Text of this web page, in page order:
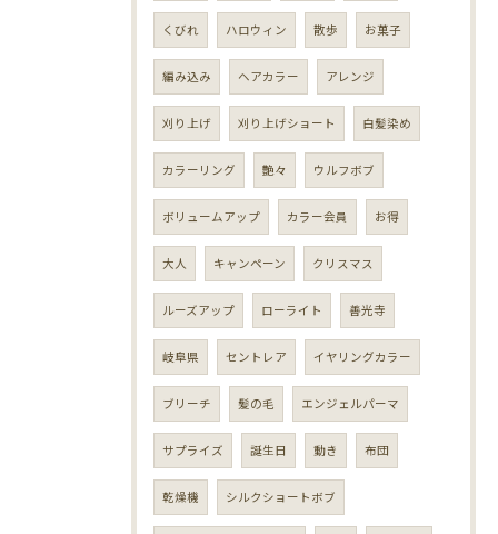
くびれ ハロウィン 散歩 お菓子
編み込み ヘアカラー アレンジ
刈り上げ 刈り上げショート 白髪染め
カラーリング 艶々 ウルフボブ
ボリュームアップ カラー会員 お得
大人 キャンペーン クリスマス
ルーズアップ ローライト 善光寺
岐阜県 セントレア イヤリングカラー
ブリーチ 髪の毛 エンジェルパーマ
サプライズ 誕生日 動き 布団
乾燥機 シルクショートボブ